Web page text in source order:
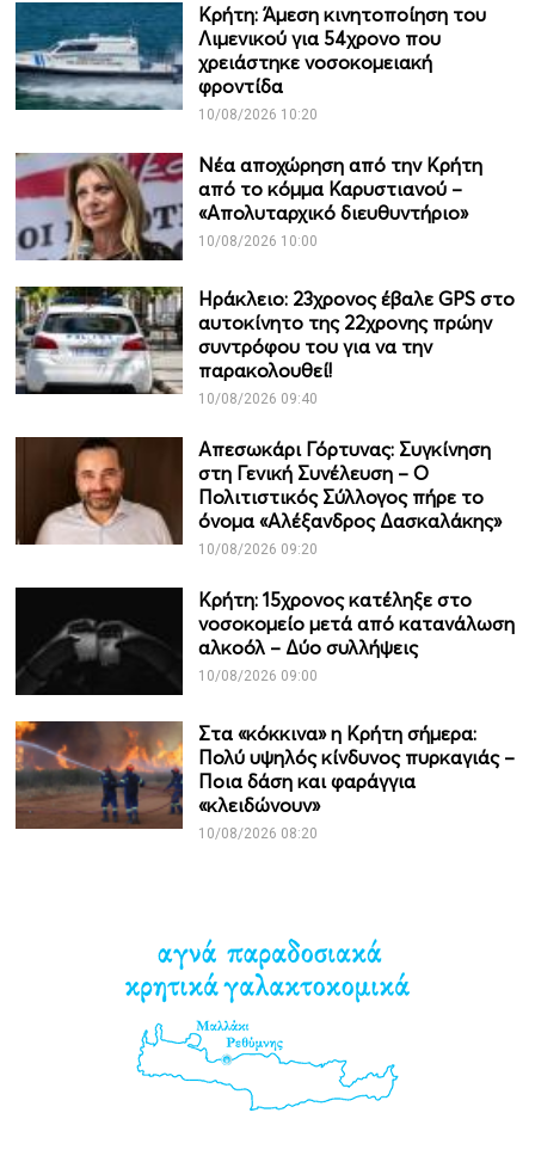
Κρήτη: Άμεση κινητοποίηση του
Λιμενικού για 54χρονο που
χρειάστηκε νοσοκομειακή
φροντίδα
10/08/2026 10:20
Νέα αποχώρηση από την Κρήτη
από το κόμμα Καρυστιανού –
«Απολυταρχικό διευθυντήριο»
10/08/2026 10:00
Ηράκλειο: 23χρονος έβαλε GPS στο
αυτοκίνητο της 22χρονης πρώην
συντρόφου του για να την
παρακολουθεί!
10/08/2026 09:40
Απεσωκάρι Γόρτυνας: Συγκίνηση
στη Γενική Συνέλευση – Ο
Πολιτιστικός Σύλλογος πήρε το
όνομα «Αλέξανδρος Δασκαλάκης»
10/08/2026 09:20
Κρήτη: 15χρονος κατέληξε στο
νοσοκομείο μετά από κατανάλωση
αλκοόλ – Δύο συλλήψεις
10/08/2026 09:00
Στα «κόκκινα» η Κρήτη σήμερα:
Πολύ υψηλός κίνδυνος πυρκαγιάς –
Ποια δάση και φαράγγια
«κλειδώνουν»
10/08/2026 08:20